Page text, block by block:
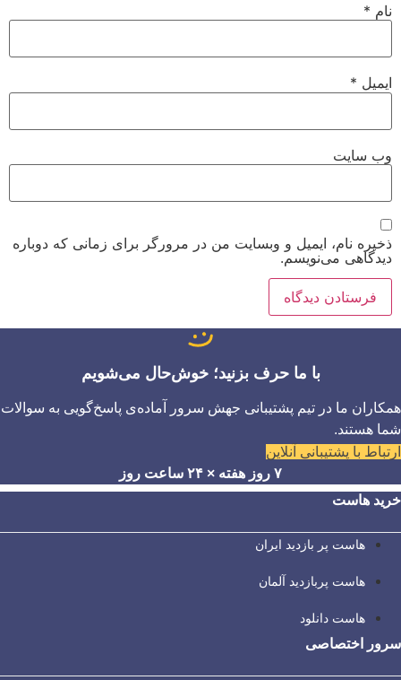
نام *
ایمیل *
وب‌ سایت
ذخیره نام، ایمیل و وبسایت من در مرورگر برای زمانی که دوباره
دیدگاهی می‌نویسم.
با ما حرف بزنید؛ خوش‌حال می‌شویم
همکاران ما در تیم پشتیبانی جهش سرور آماده‌ی پاسخ‌گویی به سوالات
شما هستند.
ارتباط با پشتیبانی آنلاین
۷ روز هفته × ۲۴ ساعت روز
خرید هاست
هاست پر بازدید ایران
هاست پربازدید آلمان
هاست دانلود
سرور اختصاصی